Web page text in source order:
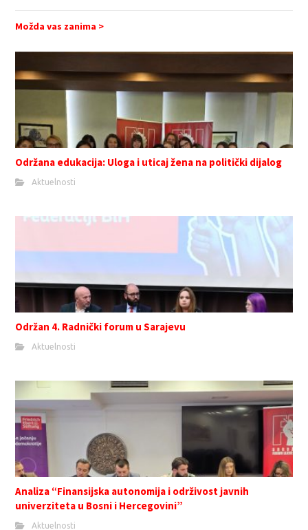
Možda vas zanima >
Održana edukacija: Uloga i uticaj žena na politički dijalog
Aktuelnosti
Održan 4. Radnički forum u Sarajevu
Aktuelnosti
Analiza “Finansijska autonomija i održivost javnih
univerziteta u Bosni i Hercegovini”
Aktuelnosti